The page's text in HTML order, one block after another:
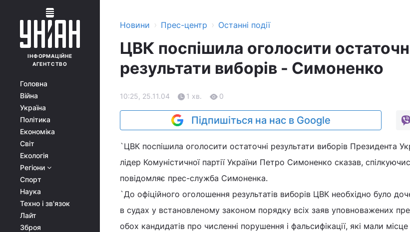
ІНФОРМАЦІЙНЕ
АГЕНТСТВО
Головна
Війна
Україна
Політика
Економіка
Світ
Екологія
Регіони
Спорт
Наука
Техно і зв'язок
Лайт
Зброя
Новини › Прес-центр › Останні події
ЦВК поспішила оголосити
результати виборів - Симоненко
10:25, 25.11.04 1 хв. 0
Підпишіться на нас в Google
`ЦВК поспішила оголосити остаточні результати виборів Президента
лідер Комуністичної партії України Петро Симоненко сказав,
повідомляє прес-служба Симоненка.
`До офіційного оголошення результатів виборів ЦВК необхідно було
в судах у встановленому законом порядку всіх заяв уповноважених
обох кандидатів про численні порушення і фальсифікації, які мали